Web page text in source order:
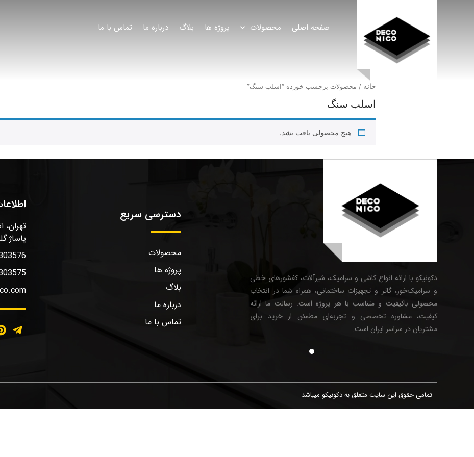
صفحه اصلی محصولات پروژه ها بلاگ درباره ما تماس با ما
خانه / محصولات برچسب خورده “اسلب سنگ”
اسلب سنگ
هیچ محصولی یافت نشد.
دکونیکو با ارائه انواع کاشی و سرامیک، شیرآلات، کفشورهای خطی
و سرامیک‌خور، گاتر و تجهیزات ساختمانی، همراه شما در انتخاب
محصولی باکیفیت و متناسب با هر پروژه است. رسالت ما ارائه
کیفیت، مشاوره تخصصی و تجربه‌ای مطمئن از خرید برای
مشتریان در سراسر ایران است.
دسترسی سریع
محصولات
پروژه ها
بلاگ
درباره ما
تماس با ما
تهران،
پاساژ
تمامی حقوق این سایت متعلق به دکونیکو میباشد